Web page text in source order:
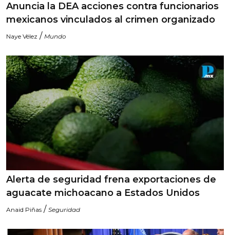
Anuncia la DEA acciones contra funcionarios
mexicanos vinculados al crimen organizado
Naye Vélez / Mundo
Alerta de seguridad frena exportaciones de
aguacate michoacano a Estados Unidos
Anaid Piñas / Seguridad